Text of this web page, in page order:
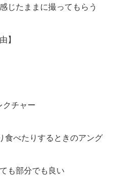
じたままに撮ってもらう
】
クチャー
食べたりするときのアング
も部分でも良い